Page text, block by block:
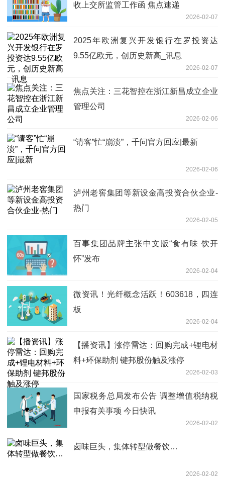
收上交所监管工作函 焦点速递
2026-02-07
2025年欧洲复兴开发银行在罗投资达
9.55亿欧元，创历史新高_讯息
2026-02-07
焦点关注：三花智控在浙江新昌成立企业
管理公司
2026-02-06
“请客”忙“崩溃”，千问官方回应|最新
2026-02-06
泸州老窖集团等新设金高投资合伙企业-
热门
2026-02-05
百事集团品牌主张中文版“食有味 饮开
怀”发布
2026-02-04
微资讯！光纤概念活跃！603618，四连
板
2026-02-04
【播资讯】涨停雷达：回购完成+锂电材
料+环保助剂 键邦股份触及涨停
2026-02-03
国家税务总局发布公告 调整增值税纳税
申报有关事项 今日快讯
2026-02-02
卤味巨头，集体转型做餐饮…
2026-02-02